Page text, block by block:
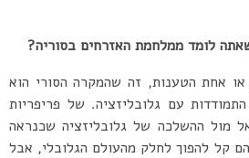
לומד ממלחמת האזרחים בסוריה?
או אחת הטענות, זה שהמקרה הסורי הוא
עם גלובליזציה. של פריפריות
מול ההשלכה של גלובליזציה שכנראה
קל להפוך לחלק מהעולם הגלובלי, אבל